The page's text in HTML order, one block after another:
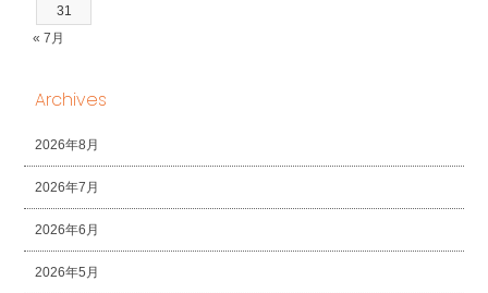
31
« 7月
Archives
2026年8月
2026年7月
2026年6月
2026年5月